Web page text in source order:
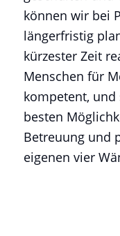
können wir bei
längerfristig
kürzester Zeit
Menschen für
kompetent,
besten
Betreuung und
eigenen vier